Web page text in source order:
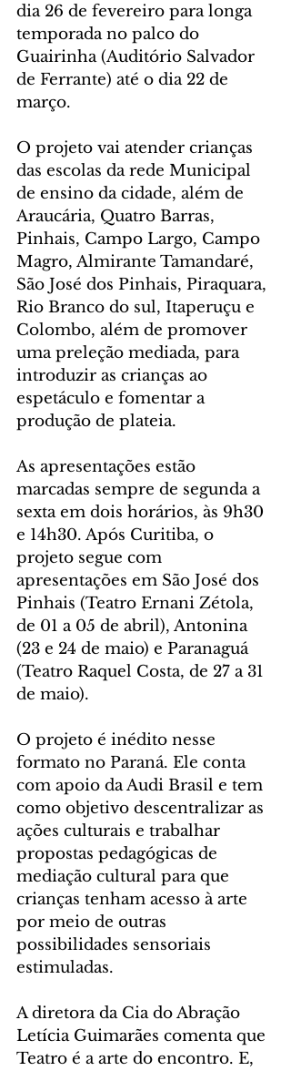
dia 26 de fevereiro para longa
temporada no palco do
Guairinha (Auditório Salvador
de Ferrante) até o dia 22 de
março.
O projeto vai atender crianças
das escolas da rede Municipal
de ensino da cidade, além de
Araucária, Quatro Barras,
Pinhais, Campo Largo, Campo
Magro, Almirante Tamandaré,
São José dos Pinhais, Piraquara,
Rio Branco do sul, Itaperuçu e
Colombo, além de promover
uma preleção mediada, para
introduzir as crianças ao
espetáculo e fomentar a
produção de plateia.
As apresentações estão
marcadas sempre de segunda a
sexta em dois horários, às 9h30
e 14h30. Após Curitiba, o
projeto segue com
apresentações em São José dos
Pinhais (Teatro Ernani Zétola,
de 01 a 05 de abril), Antonina
(23 e 24 de maio) e Paranaguá
(Teatro Raquel Costa, de 27 a 31
de maio).
O projeto é inédito nesse
formato no Paraná. Ele conta
com apoio da Audi Brasil e tem
como objetivo descentralizar as
ações culturais e trabalhar
propostas pedagógicas de
mediação cultural para que
crianças tenham acesso à arte
por meio de outras
possibilidades sensoriais
estimuladas.
A diretora da Cia do Abração
Letícia Guimarães comenta que
Teatro é a arte do encontro. E,